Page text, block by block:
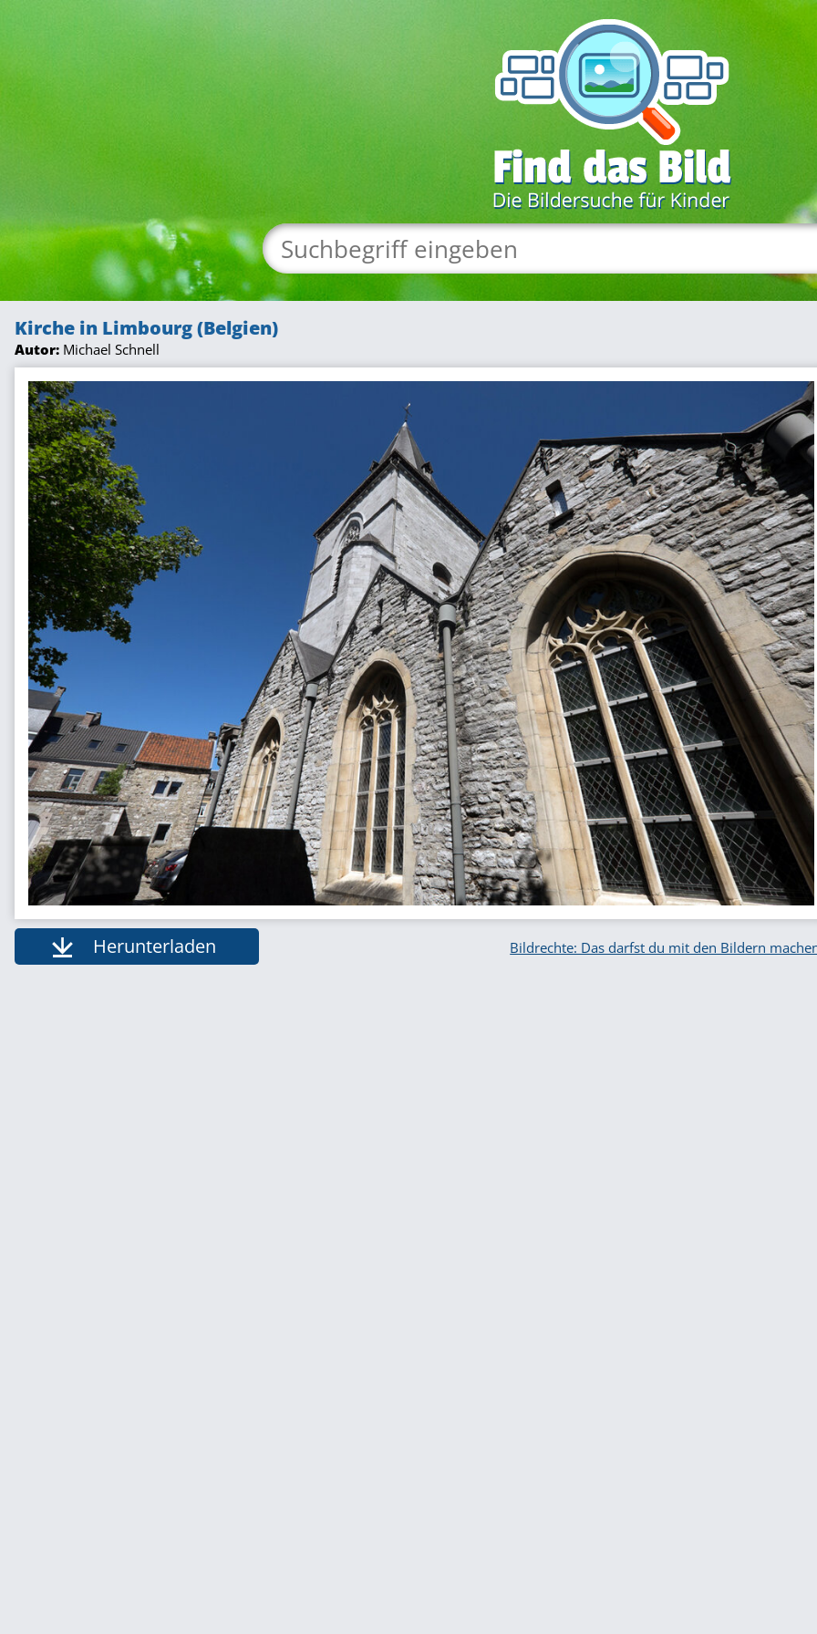
Kirche in Limbourg (Belgien)
Autor: Michael Schnell
Herunterladen Bildrechte: Das darfst du mit den Bildern